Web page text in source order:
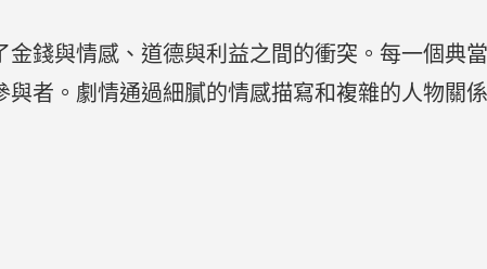
錢與情感、道德與利益之間的衝突。每一個典
者。劇情通過細膩的情感描寫和複雜的人物關